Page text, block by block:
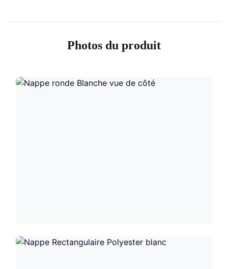
Photos du produit